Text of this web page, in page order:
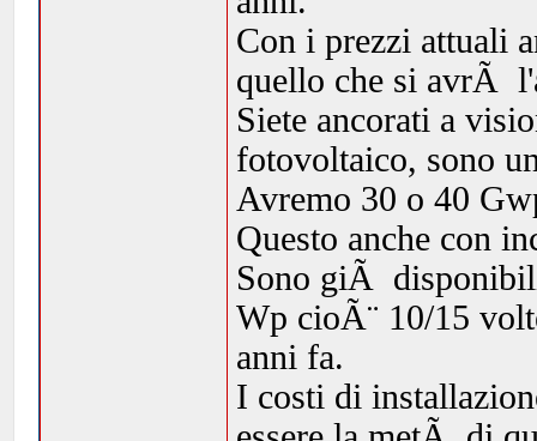
Con i prezzi attuali
quello che si avrÃ
Siete ancorati a
fotovoltaico, sono
Avremo 30 o 40
Questo anche con
Sono giÃ
Wp cioÃ¨ 10/15
anni fa.
I costi di